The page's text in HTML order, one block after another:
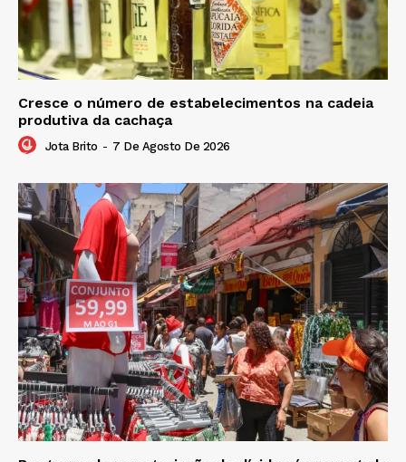
Cresce o número de estabelecimentos na cadeia
produtiva da cachaça
Jota Brito - 7 De Agosto De 2026